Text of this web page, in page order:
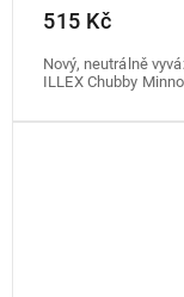
515 Kč
Nový, neutrálně
ILLEX Chubby